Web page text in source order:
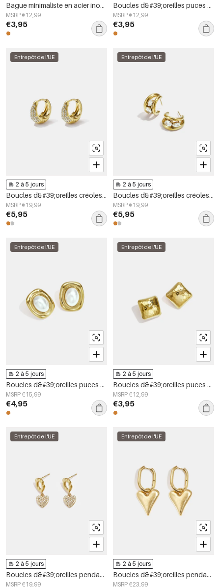
Bague minimaliste en acier inoxydable, forme irrégulière, collection Simple Daily Simple, bijoux pour femmes
MSRP €12,99
€3,95
Boucles d&#39;oreilles puces en acier inoxydable, forme irrégulière, collection Simple Daily Simple, bijoux pour femmes
MSRP €12,99
€3,95
Entrepôt de l'UE
2 à 5 jours
Boucles d&#39;oreilles créoles en acier inoxydable, forme irrégulière, collection Simple Daily Simple, bijoux pour femmes
MSRP €19,99
€5,95
Entrepôt de l'UE
2 à 5 jours
Boucles d&#39;oreilles créoles en acier inoxydable, forme géométrique, collection simple pour le quotidien, bijoux pour femmes
MSRP €19,99
€5,95
Entrepôt de l'UE
2 à 5 jours
Boucles d&#39;oreilles puces en acier inoxydable, forme géométrique, collection simple pour le quotidien, bijoux pour femmes
MSRP €15,99
€4,95
Entrepôt de l'UE
2 à 5 jours
Boucles d&#39;oreilles puces en acier inoxydable, forme géométrique, collection simple pour le quotidien, bijoux pour femmes
MSRP €12,99
€3,95
Entrepôt de l'UE
2 à 5 jours
Boucles d&#39;oreilles pendantes en acier inoxydable en forme de cœur, collection Daily Simple, bijoux pour femmes
MSRP €19,99
Entrepôt de l'UE
2 à 5 jours
Boucles d&#39;oreilles pendantes en forme de cœur, série simple et décontractée pour le quotidien, bijoux pour femmes
MSRP €23,99